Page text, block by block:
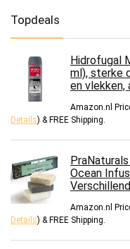
Topdeals
Hidrofugal
ml), sterke
en vlekken,
Amazon.nl
Details) & FREE Shipping.
Ocean
Amazon.nl
Details) & FREE Shipping.